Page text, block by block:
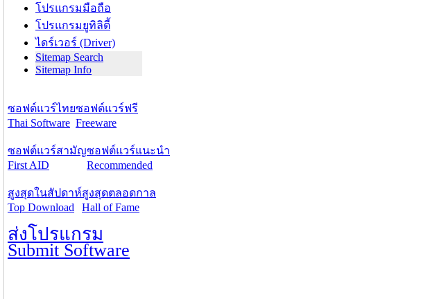
โปรแกรมมือถือ
โปรแกรมยูทิลิตี้
ไดร์เวอร์ (Driver)
Sitemap Search
Sitemap Info
ซอฟต์แวร์ไทย
Thai Software
ซอฟต์แวร์ฟรี
Freeware
ซอฟต์แวร์สามัญ
First AID
ซอฟต์แวร์แนะนำ
Recommended
สูงสุดในสัปดาห์
Top Download
สูงสุดตลอดกาล
Hall of Fame
ส่งโปรแกรม
Submit Software